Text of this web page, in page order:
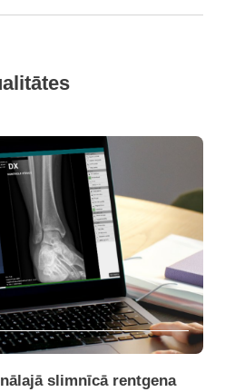
slimnīcā rentgena